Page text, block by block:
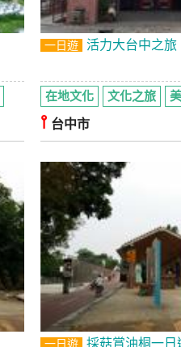
一日遊 活力大台中之旅
在地文化 文化之旅
⫯ 台中市
一日遊 採菇賞油桐一日